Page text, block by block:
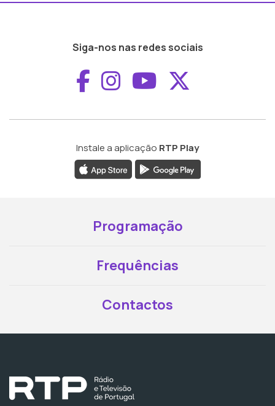
Siga-nos nas redes sociais
Aceder ao
Aceder ao
Aceder ao
Instale a aplicação RTP Play
Programação
Frequências
Contactos